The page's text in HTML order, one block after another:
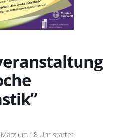
um 18 Uhr startet